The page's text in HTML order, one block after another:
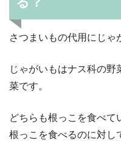
さつまいもの代用にじゃ
じゃがいもはナス科の
菜です。
どちらも根っこを食べて
根っこを食べるのに対し